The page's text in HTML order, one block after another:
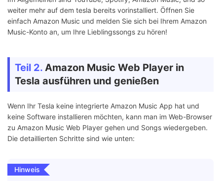
weiter mehr auf dem tesla bereits vorinstalliert. Öffnen Sie
einfach Amazon Music und melden Sie sich bei Ihrem Amazon
Music-Konto an, um Ihre Lieblingssongs zu hören!
Teil 2. Amazon Music Web Player in
Tesla ausführen und genießen
Wenn Ihr Tesla keine integrierte Amazon Music App hat und
keine Software installieren möchten, kann man im Web-Browser
zu Amazon Music Web Player gehen und Songs wiedergeben.
Die detaillierten Schritte sind wie unten:
Hinweis